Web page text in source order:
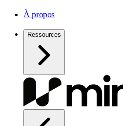
À propos
Ressources